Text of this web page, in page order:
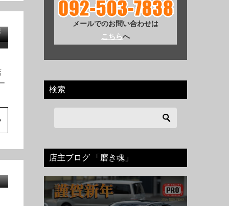
メールでのお問い合わせは
こちらへ
検索
店主ブログ 「磨き魂」